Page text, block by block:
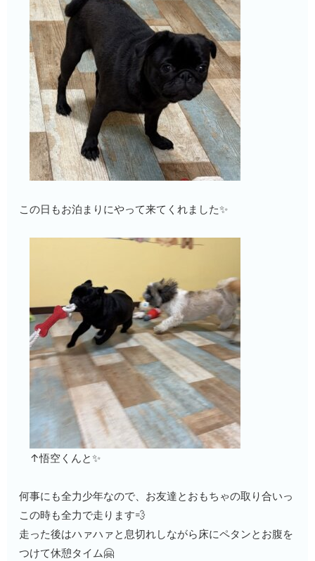
この日もお泊まりにやって来てくれました✨
↑悟空くんと✨
何事にも全力少年なので、お友達とおもちゃの取り合いっ
この時も全力で走ります💨
走った後はハァハァと息切れしながら床にペタンとお腹を
つけて休憩タイム🤗